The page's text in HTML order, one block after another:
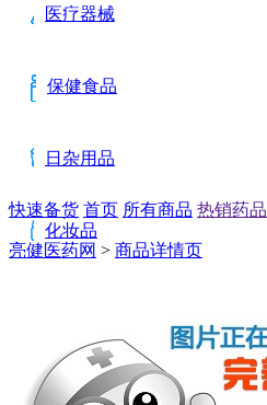
医疗器械
保健食品
日杂用品
化妆品
快速备货 首页 所有商品 热销药品
亮健医药网 > 商品详情页